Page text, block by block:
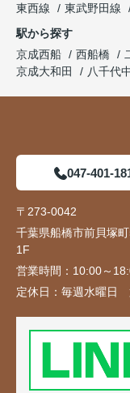
東西線
東武野田線
駅から探す
京成西船
西船橋
京成大和田
八千代
047-401-
〒273-0042
千葉県船橋市前貝塚
1F
営業時間： 10:00～
定休日： 毎週水曜日